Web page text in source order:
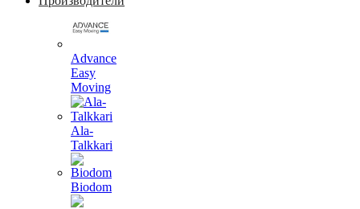
Advance
Easy
Moving
Ala-
Talkkari
Biodom